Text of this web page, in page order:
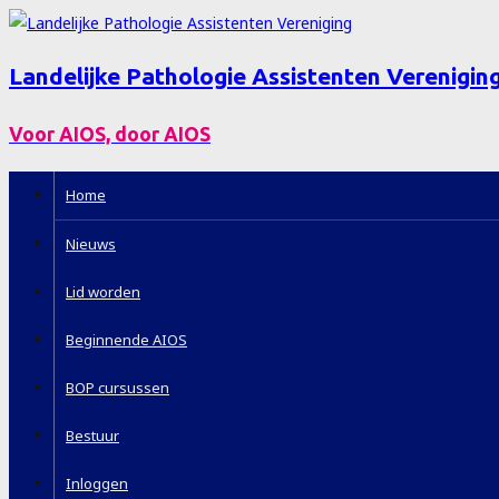
Landelijke Pathologie Assistenten
Voor AIOS, door AIOS
Home
Nieuws
Lid worden
Beginnende AIOS
BOP cursussen
Bestuur
Inloggen